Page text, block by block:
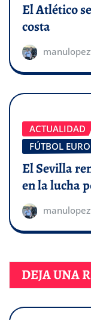
El Atlético
costa
ACTUALIDAD
FÚTBOL
El Sevilla
en la lucha
DEJA UNA